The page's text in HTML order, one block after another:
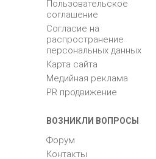
Пользовательское
соглашение
Согласие на
распространение
персональных данных
Карта сайта
Медийная реклама
PR продвижение
ВОЗНИКЛИ ВОПРОСЫ
Форум
Контакты